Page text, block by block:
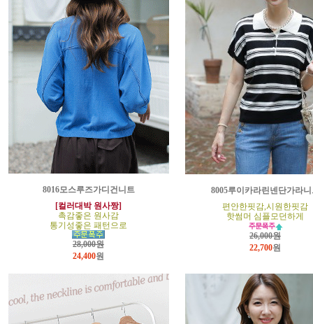
8016모스루즈가디건니트
[컬러대박 원사짱]
촉감좋은 원사감
통기성좋은 패턴으로
28,000원
24,400원
8005루이카라린넨단가라니
편안한핏감,시원한핏감
핫썸머 심플모던하게
26,000원
22,700원